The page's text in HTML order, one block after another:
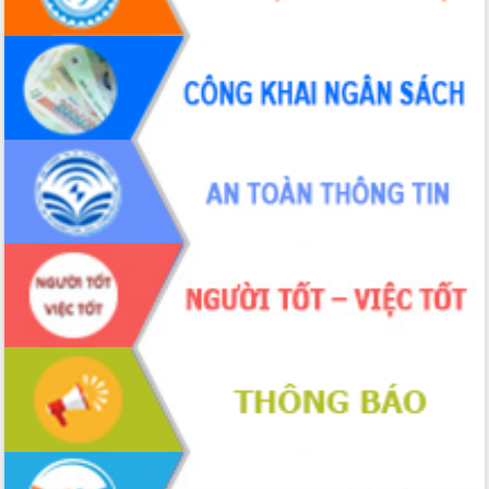
Bầu cử Quốc hội và HĐND: Cử tri Đắk
Lắk gửi gắm niềm tin, kỳ vọng vào lá
phiếu
Đắk Lắk sẵn sàng các điều kiện cho
Ngày hội bầu cử đại biểu Quốc hội
khóa XVI và HĐND các cấp nhiệm kỳ
2026-2031
Đảm bảo cuộc bầu cử đại biểu Quốc
hội và đại biểu HĐND các cấp diễn ra
an toàn, hiệu quả, đúng quy định
Thủ tướng Chính phủ Phạm Minh Chính
kiểm tra, chỉ đạo hoàn thành các dự
án cao tốc và thăm khu tái định cư tại
Đắk Lắk
Sôi nổi Hội đua ngựa truyền thống Gò
Thì Thùng mừng Xuân Bính Ngọ 2026
Lãnh đạo tỉnh dâng hương tưởng niệm
tại Đập Đồng Cam đầu Xuân Bính Ngọ
Ngành nông nghiệp phấn đấu tăng
trưởng đạt 5,86% trong năm 2026
UBND tỉnh Đắk Lắk triển khai công tác